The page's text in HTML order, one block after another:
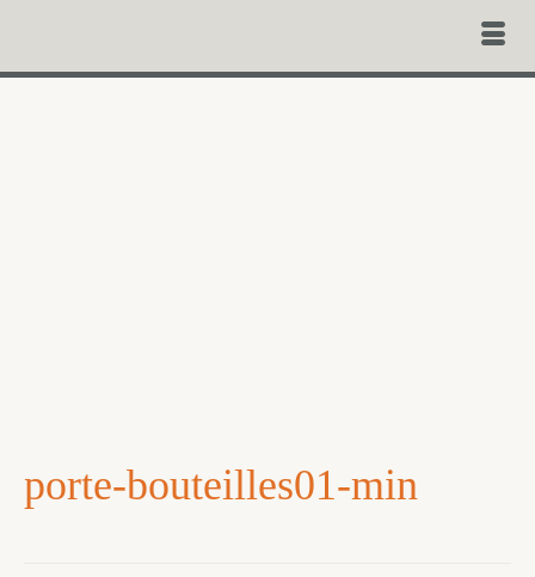
porte-bouteilles01-min